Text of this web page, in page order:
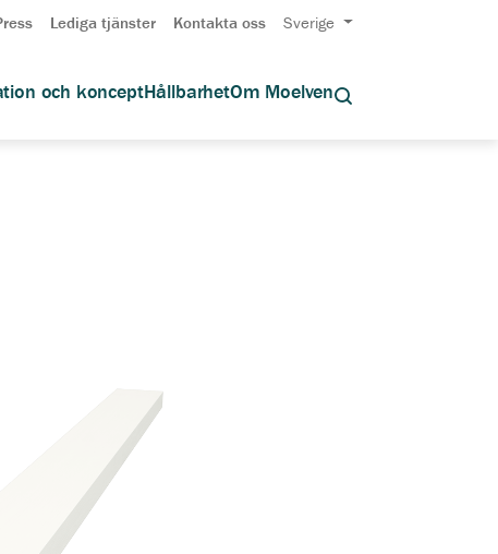
Lediga tjänster Kontakta oss Sverige
och konceptHållbarhetOm Moelven